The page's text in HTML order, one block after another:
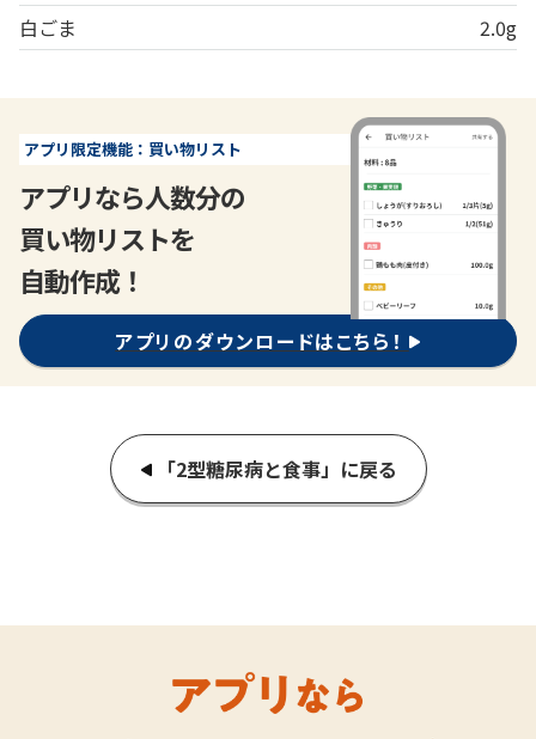
白ごま 2.0g
アプリのダウンロードはこちら！
アプリ限定機能：買い物リスト
アプリなら人数分の
買い物リストを
自動作成！
「2型糖尿病と食事」に戻る